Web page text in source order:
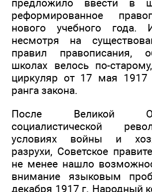
предложило ввести в
реформированное
нового учебного
несмотря на
правил правописания,
школах велось по-
циркуляр от 17 мая
ранга закона.
После Великой
социалистической
условиях войны и
разрухи, Советское
не менее нашло
внимание языковым
декабря 1917 г. Народный